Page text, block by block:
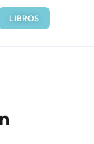
LIBROS